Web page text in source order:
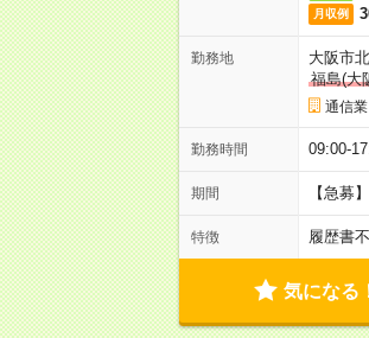
月収例
勤務地
大阪市
福島(大
通信業
勤務時間 09:00-
期間 【急募
特徴 履歴書
気になる